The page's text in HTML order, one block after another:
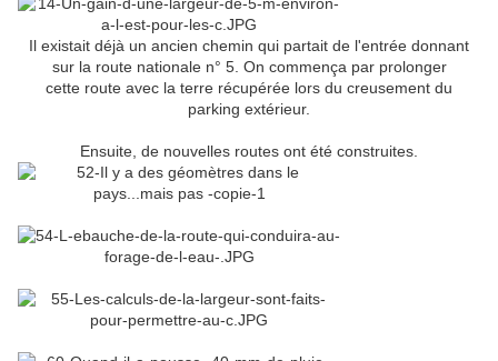
Il existait déjà un ancien chemin qui partait de l'entrée donnant
sur la route nationale n° 5. On commença par prolonger
cette route avec la terre récupérée lors du creusement du
parking extérieur.
Ensuite, de nouvelles routes ont été construites.